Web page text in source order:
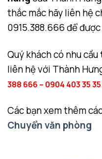
thắc mắc hãy liên hệ
0915.388.666 để
Quý khách có nhu cầu
liên hệ với Thành
388 666 – 0904 403 35 35
Các bạn xem thêm
Chuyển văn phòng